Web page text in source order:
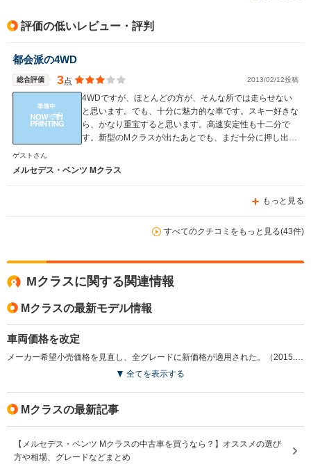
評価の低いレビュー・評判
都会派の4WD
総合評価 3点 2013/02/12投稿
4WDですが、ほとんどの方が、そんな所では走らせない
と思います。でも、十分に魅力的な車です。スキー好きな
ら、かなり重宝すると思います。高速安定性も十二分で
す。新型のMクラスが出たあとでも、まだ十分に押し出し
ゲストさん
メルセデス・ベンツ Mクラス
もっと見る
すべてのクチコミをもっと見る(43件)
Mクラスに関する関連情報
Mクラスの最新モデル情報
車両価格を改定
メーカー希望小売価格を見直し、全グレードに新価格が適用された。（2015.4）
全てを表示する
Mクラスの最新記事
【メルセデス・ベンツ Mクラスの中古車を買うなら？】オススメの選び
方や相場、グレードなどまとめ